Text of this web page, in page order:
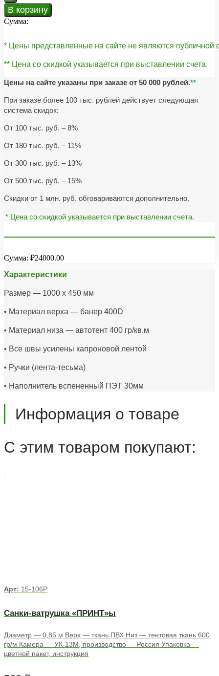
В корзину
Сумма:
* Цены представленные на сайте не являются публичной
** Цена со скидкой указывается при выставлении счета.
Цены на сайте указаны при заказе от 50 000 рублей.**
При заказе более 100 тыс. рублей действует следующая
система скидок:
От 100 тыс. руб. – 8%
От 180 тыс. руб. – 11%
От 300 тыс. руб. – 13%
От 500 тыс. руб. – 15%
Скидки от 1 млн. руб. обговариваются дополнительно.
* Цена со скидкой указывается при выставлении счета.
Сумма: ₽24000.00
Характеристики
Размер — 1000 х 450 мм
• Материал верха — банер 400D
• Материал низа — автотент 400 гр/кв.м
• Все швы усилены капроновой лентой
• Ручки (лента-тесьма)
• Наполнитель вспененный ПЭТ 30мм
Информация о товаре
С этим товаром покупают:
Арт: 15-106Р
Санки-ватрушка «ПРИНТ»ы
Диаметр — 0,85 м Верх — ткань ПВХ Низ — тентовая ткань 600
гр/м Камера — УК-13М, производство — Россия Упаковка —
цветной пакет, инструкция